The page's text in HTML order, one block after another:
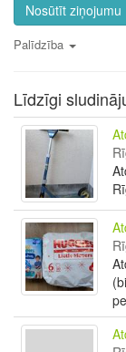
Nosūtīt ziņojumu
Palīdzība
Līdzīgi